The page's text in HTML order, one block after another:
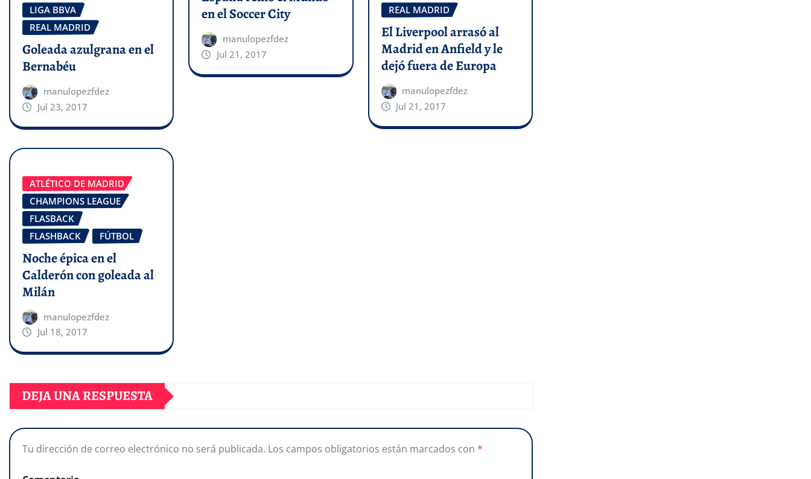
LIGA BBVA
REAL MADRID
Goleada azulgrana en el
Bernabéu
manulopezfdez
Jul 23, 2017
en el Soccer City
manulopezfdez
Jul 21, 2017
REAL MADRID
El Liverpool arrasó al
Madrid en Anfield y le
dejó fuera de Europa
manulopezfdez
Jul 21, 2017
ATLÉTICO DE MADRID
CHAMPIONS LEAGUE
FLASBACK
FLASHBACK
FÚTBOL
Noche épica en el
Calderón con goleada al
Milán
manulopezfdez
Jul 18, 2017
DEJA UNA RESPUESTA
Tu dirección de correo electrónico no será publicada. Los campos obligatorios están marcados con *